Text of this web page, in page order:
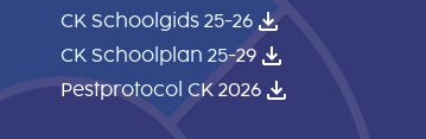
CK Schoolgids 25-26
CK Schoolplan 25-29
Pestprotocol CK 2026